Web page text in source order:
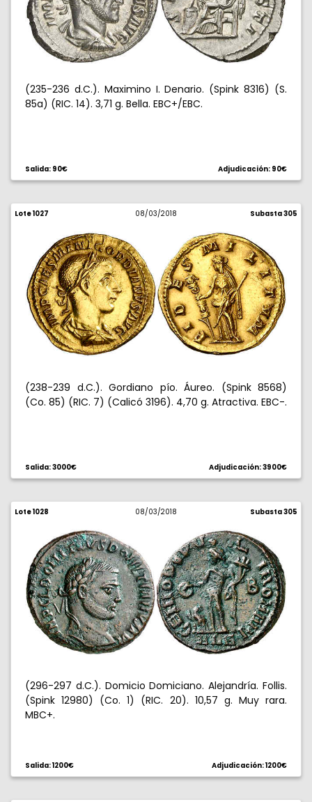
(235-236 d.C.). Maximino I. Denario. (Spink 8316) (S.
85a) (RIC. 14). 3,71 g. Bella. EBC+/EBC.
Salida: 90€ Adjudicación: 90€
Lote 1027 08/03/2018 Subasta 305
(238-239 d.C.). Gordiano pío. Áureo. (Spink 8568)
(Co. 85) (RIC. 7) (Calicó 3196). 4,70 g. Atractiva. EBC-.
Salida: 3000€ Adjudicación: 3900€
Lote 1028 08/03/2018 Subasta 305
(296-297 d.C.). Domicio Domiciano. Alejandría. Follis.
(Spink 12980) (Co. 1) (RIC. 20). 10,57 g. Muy rara.
MBC+.
Salida: 1200€ Adjudicación: 1200€